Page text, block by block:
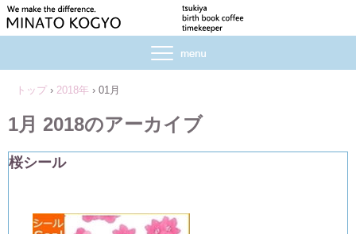
トップ › 2018年 › 01月
1月 2018のアーカイブ
桜シール